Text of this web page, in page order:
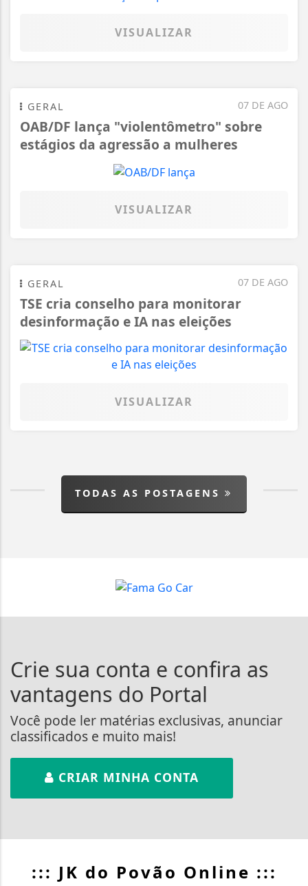
VISUALIZAR
07 DE AGO
GERAL
OAB/DF lança "violentômetro" sobre
estágios da agressão a mulheres
VISUALIZAR
07 DE AGO
GERAL
TSE cria conselho para monitorar
desinformação e IA nas eleições
VISUALIZAR
TODAS AS POSTAGENS
Crie sua conta e confira as
vantagens do Portal
Você pode ler matérias exclusivas, anunciar
classificados e muito mais!
CRIAR MINHA CONTA
::: JK do Povão Online :::